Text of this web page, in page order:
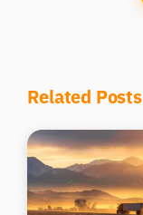
Related Posts